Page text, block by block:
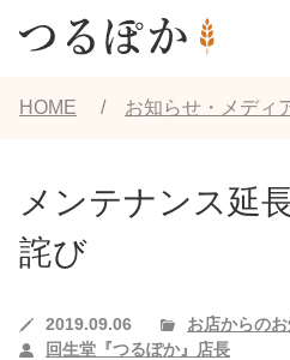
HOME お知らせ・メディ
メンテナンス延
詫び
2019.09.06
お店からの
回生堂『つるぽか』店長